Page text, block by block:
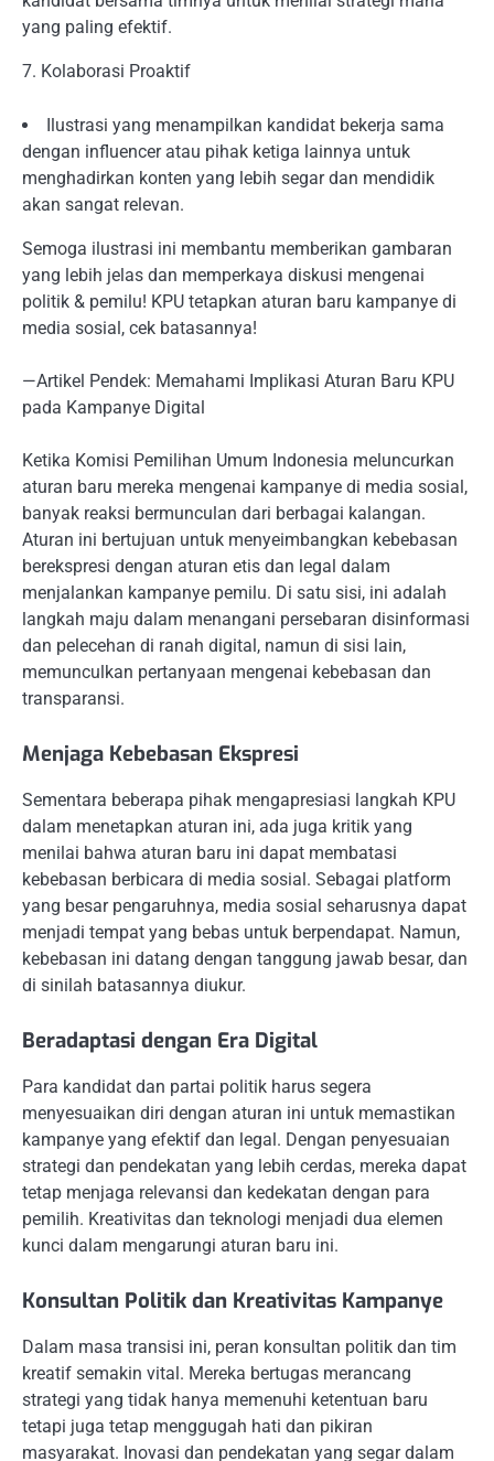
yang paling efektif.
7. Kolaborasi Proaktif
Ilustrasi yang menampilkan kandidat bekerja sama
dengan influencer atau pihak ketiga lainnya untuk
menghadirkan konten yang lebih segar dan mendidik
akan sangat relevan.
Semoga ilustrasi ini membantu memberikan gambaran
yang lebih jelas dan memperkaya diskusi mengenai
politik & pemilu! KPU tetapkan aturan baru kampanye di
media sosial, cek batasannya!
—Artikel Pendek: Memahami Implikasi Aturan Baru KPU
pada Kampanye Digital
Ketika Komisi Pemilihan Umum Indonesia meluncurkan
aturan baru mereka mengenai kampanye di media sosial,
banyak reaksi bermunculan dari berbagai kalangan.
Aturan ini bertujuan untuk menyeimbangkan kebebasan
berekspresi dengan aturan etis dan legal dalam
menjalankan kampanye pemilu. Di satu sisi, ini adalah
langkah maju dalam menangani persebaran disinformasi
dan pelecehan di ranah digital, namun di sisi lain,
memunculkan pertanyaan mengenai kebebasan dan
transparansi.
Menjaga Kebebasan Ekspresi
Sementara beberapa pihak mengapresiasi langkah KPU
dalam menetapkan aturan ini, ada juga kritik yang
menilai bahwa aturan baru ini dapat membatasi
kebebasan berbicara di media sosial. Sebagai platform
yang besar pengaruhnya, media sosial seharusnya dapat
menjadi tempat yang bebas untuk berpendapat. Namun,
kebebasan ini datang dengan tanggung jawab besar, dan
di sinilah batasannya diukur.
Beradaptasi dengan Era Digital
Para kandidat dan partai politik harus segera
menyesuaikan diri dengan aturan ini untuk memastikan
kampanye yang efektif dan legal. Dengan penyesuaian
strategi dan pendekatan yang lebih cerdas, mereka dapat
tetap menjaga relevansi dan kedekatan dengan para
pemilih. Kreativitas dan teknologi menjadi dua elemen
kunci dalam mengarungi aturan baru ini.
Konsultan Politik dan Kreativitas Kampanye
Dalam masa transisi ini, peran konsultan politik dan tim
kreatif semakin vital. Mereka bertugas merancang
strategi yang tidak hanya memenuhi ketentuan baru
tetapi juga tetap menggugah hati dan pikiran
masyarakat. Inovasi dan pendekatan yang segar dalam